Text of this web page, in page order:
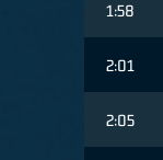
1:58
2:01
2:05